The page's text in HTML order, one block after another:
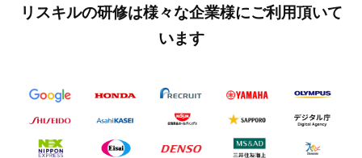
リスキルの研修は様々な企業様にご利用頂いて
います